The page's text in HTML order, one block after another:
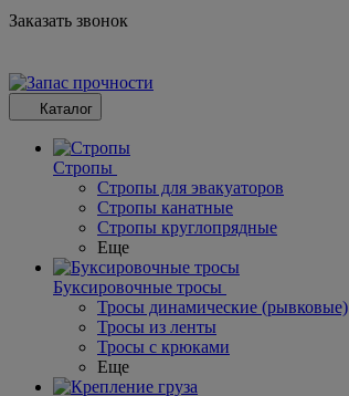
Заказать звонок
Каталог
Стропы
Стропы для эвакуаторов
Стропы канатные
Стропы круглопрядные
Еще
Буксировочные тросы
Тросы динамические (рывковые)
Тросы из ленты
Тросы с крюками
Еще